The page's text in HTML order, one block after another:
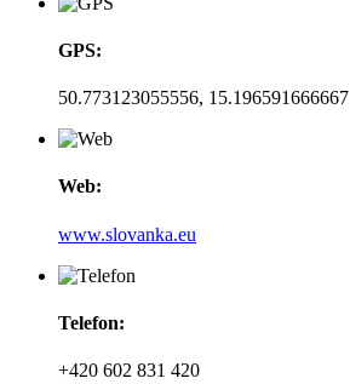
GPS:
50.773123055556, 15.196591666667
Web:
www.slovanka.eu
Telefon:
+420 602 831 420